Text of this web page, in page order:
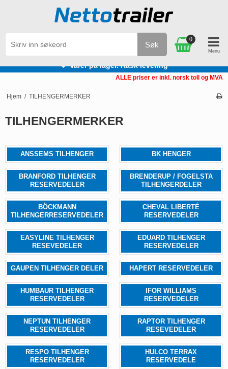
Varer på lager. Rask levering
Søk
0
ALLE priser er inkl. norsk toll og MVA
Hjem / TILHENGERMERKER
TILHENGERMERKER
ANSSEMS TILHENGER BK HENGER
BRANFORD TILHENGER
RESERVEDELER
BRENDERUP / FOGELSTA
TILHENGERDELER
BÖCKMANN
TILHENGERRESERVEDELER
CHEVAL LIBERTÉ
RESERVEDELER
EASYLINE TILHENGER
RESEVEDELER
EDUARD TILHENGER
RESERVEDELER
GAUPEN TILHENGER DELER HAPERT RESERVEDELER
HUMBAUR TILHENGER
RESERVEDELER
IFOR WILLIAMS
RESERVEDELER
NEPTUN TILHENGER
RESERVEDELER
RAPTOR TILHENGER
RESEVEDELER
RESPO TILHENGER
RESERVEDELER
HULCO TERRAX
RESERVEDELE